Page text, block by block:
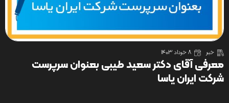
خبر 8 خرداد 1403
معرفی آقای دکتر سعید طیبی بعنوان سرپرست
شرکت ایران یاسا